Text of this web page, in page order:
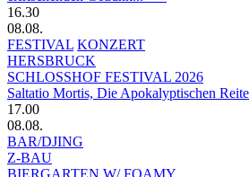
16.30
08.08.
FESTIVAL KONZERT
HERSBRUCK
SCHLOSSHOF FESTIVAL 2026
Saltatio Mortis, Die Apokalyptischen
17.00
08.08.
BAR/DJING
Z-BAU
BIERGARTEN W/ FOAMY